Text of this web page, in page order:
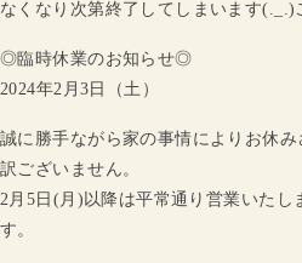
なくなり次第終了してしまいます(._.)
◎臨時休業のお知らせ◎
2024年2月3日（土）
誠に勝手ながら家の事情によりお休
訳ございません。
2月5日(月)以降は平常通り営業いたし
す。